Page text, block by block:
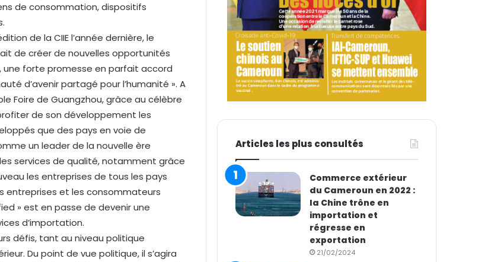
de consommation, dispositifs
de la CIIE l’année dernière, le
de créer de nouvelles opportunités
forte promesse en parfait accord
d’avenir partagé pour l’humanité ». A
Foire de Guangzhou, grâce au célèbre
de son développement les
que des pays en voie de
un leader de la nouvelle ère
services de qualité, notamment grâce
les entreprises de tous les pays
entreprises et les consommateurs
» est en passe de devenir une
d’importation.
défis, tant au niveau politique
Du point de vue politique, il s’agira
Articles les plus consultés
Commerce extérieur
du Cameroun en 2022 :
la Chine trône en
importation et
régresse en
exportation
21/02/2024